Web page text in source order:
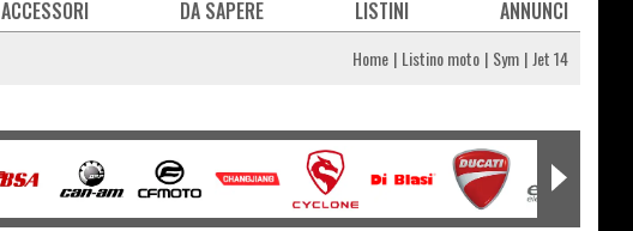
ACCESSORI DA SAPERE LISTINI ANNUNCI
Home Listino moto Sym Jet 14